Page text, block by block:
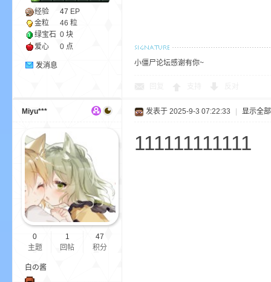
经验 47 EP
金粒
46 粒
绿宝石 0 块
爱心
0 点
发消息 小僵尸论坛感谢有你~
Miyu***
0
主题
1
回帖
47
积分
白の酱
发表于 2025-9-3 07:22:33 显示全
111111111111